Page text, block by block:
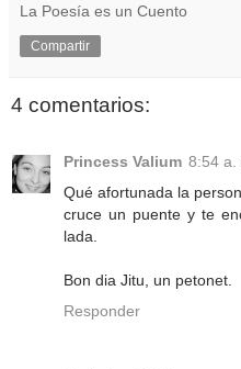
La Poesía es un Cuento
Compartir
4 comentarios:
Princess Valium 8:54 a.
Qué afortunada la
cruce un puente y te
lada.
Bon dia Jitu, un petonet.
Responder